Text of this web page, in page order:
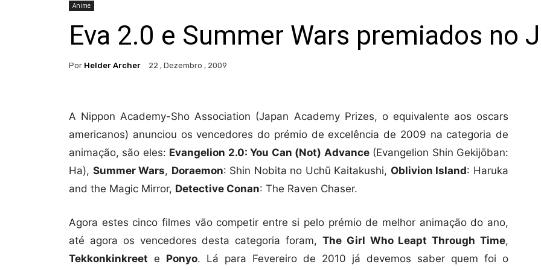
Anime
Eva 2.0 e Summer Wars premiados no
Por Helder Archer 22 , Dezembro , 2009
A Nippon Academy-Sho Association (Japan Academy Prizes, o equivalente aos oscars
americanos) anunciou os vencedores do prémio de excelência de 2009 na categoria de
animação, são eles: Evangelion 2.0: You Can (Not) Advance(Evangelion Shin Gekijōban:
Ha), Summer Wars, Doraemon: Shin Nobita no Uchū Kaitakushi, Oblivion Island: Haruka
and the Magic Mirror, Detective Conan: The Raven Chaser.
Agora estes cinco filmes vão competir entre si pelo prémio de melhor animação do ano,
até agora os vencedores desta categoria foram, The Girl Who Leapt Through Time,
Tekkonkinkreet e Ponyo. Lá para Fevereiro de 2010 já devemos saber quem foi o